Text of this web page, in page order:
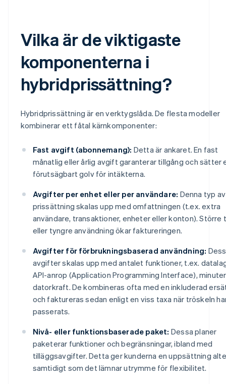
Vilka är de viktigaste
komponenterna i
hybridprissättning?
Hybridprissättning är en verktygslåda. De flesta modeller
kombinerar ett fåtal kärnkomponenter:
Fast avgift (abonnemang): Detta är ankaret. En fast
månatlig eller årlig avgift garanterar tillgång och sätter
förutsägbart golv för intäkterna.
Avgifter per enhet eller per användare: Denna typ av
prissättning skalas upp med omfattningen (t.ex. extra
användare, transaktioner, enheter eller konton). Större
eller tyngre användning ökar faktureringen.
Avgifter för förbrukningsbaserad användning:
avgifter skalas upp med antalet funktioner, t.ex.
API-anrop (Application Programming Interface),
datorkraft. De kombineras ofta med en inkluderad
och faktureras sedan enligt en viss taxa när tröskeln
passerats.
Nivå- eller funktionsbaserade paket: Dessa planer
paketerar funktioner och begränsningar, ibland med
tilläggsavgifter. Detta ger kunderna en uppsättning
samtidigt som det lämnar utrymme för flexibilitet.